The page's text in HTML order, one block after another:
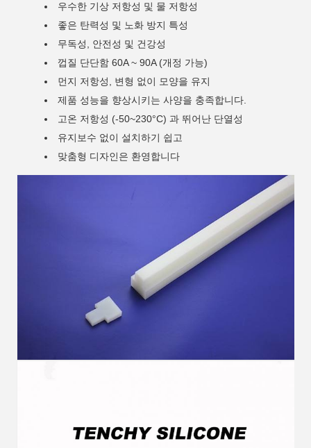
우수한 기상 저항성 및 물 저항성
좋은 탄력성 및 노화 방지 특성
무독성, 안전성 및 건강성
껍질 단단함 60A ~ 90A (개정 가능)
먼지 저항성, 변형 없이 모양을 유지
제품 성능을 향상시키는 사양을 충족합니다.
고온 저항성 (-50~230°C) 과 뛰어난 단열성
유지보수 없이 설치하기 쉽고
맞춤형 디자인은 환영합니다